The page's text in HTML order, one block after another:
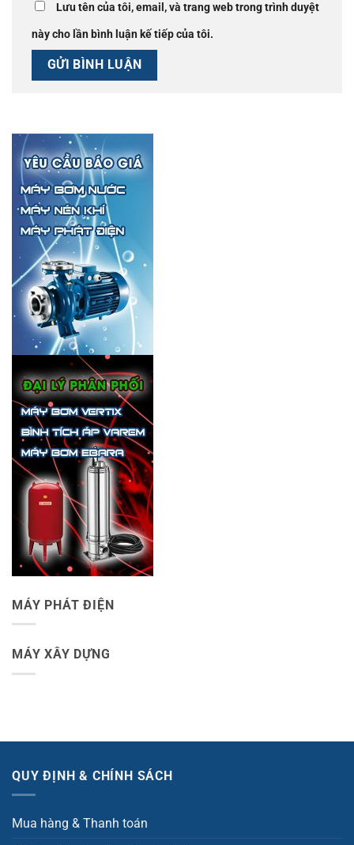
Lưu tên của tôi, email, và trang web trong trình duyệt
này cho lần bình luận kế tiếp của tôi.
MÁY PHÁT ĐIỆN
MÁY XÂY DỰNG
QUY ĐỊNH & CHÍNH SÁCH
Mua hàng & Thanh toán